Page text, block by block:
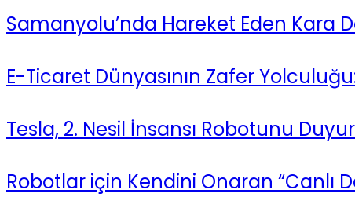
Samanyolu’nda Hareket Eden Kara
E-Ticaret Dünyasının Zafer
Tesla, 2. Nesil İnsansı Robotunu
Robotlar için Kendini Onaran “Canlı